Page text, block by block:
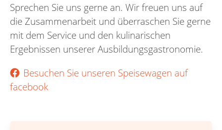
Sprechen Sie uns gerne an. Wir freuen uns auf
die Zusammenarbeit und überraschen Sie gerne
mit dem Service und den kulinarischen
Ergebnissen unserer Ausbildungsgastronomie.
Besuchen Sie unseren Speisewagen auf
facebook